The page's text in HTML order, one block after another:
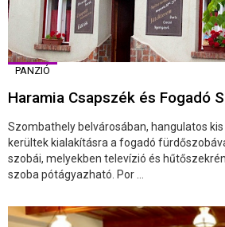
PANZIÓ
Haramia Csapszék és Fogadó
Szombathely belvárosában, hangulatos
kerültek kialakításra a fogadó
szobái, melyekben televízió és
szoba pótágyazható. Por ...